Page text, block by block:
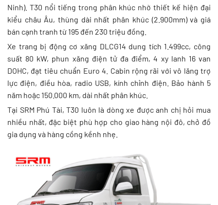
Ninh). T30 nổi tiếng trong phân khúc nhờ thiết kế hiện đại
kiểu châu Âu, thùng dài nhất phân khúc (2.900mm) và giá
bán cạnh tranh từ 195 đến 230 triệu đồng.
Xe trang bị động cơ xăng DLCG14 dung tích 1.499cc, công
suất 80 kW, phun xăng điện tử đa điểm, 4 xy lanh 16 van
DOHC, đạt tiêu chuẩn Euro 4. Cabin rộng rãi với vô lăng trợ
lực điện, điều hòa, radio USB, kính chỉnh điện. Bảo hành 5
năm hoặc 150.000 km, dài nhất phân khúc.
Tại SRM Phú Tài, T30 luôn là dòng xe được anh chị hỏi mua
nhiều nhất, đặc biệt phù hợp cho giao hàng nội đô, chở đồ
gia dụng và hàng cồng kềnh nhẹ.